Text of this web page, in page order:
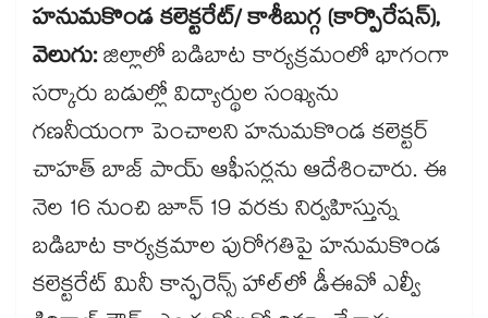
హనుమకొండ కలెక్టరేట్/ కాశీబుగ్గ (కార్పొరేషన్),
వెలుగు:జిల్లాలో బడిబాట కార్యక్రమంలో భాగంగా
సర్కారు బడుల్లో విద్యార్థుల సంఖ్యను
గణనీయంగా పెంచాలని హనుమకొండ కలెక్టర్
చాహత్ బాజ్ పాయ్ ఆఫీసర్లను ఆదేశించారు. ఈ
నెల 16 నుంచి జూన్ 19 వరకు నిర్వహిస్తున్న
బడిబాట కార్యక్రమాల పురోగతిపై హనుమకొండ
కలెక్టరేట్ మినీ కాన్ఫరెన్స్ హాల్​లో డీఈవో ఎల్వీ